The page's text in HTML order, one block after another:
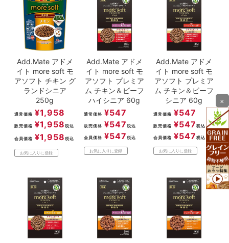
Add.Mate アドメ
イト more soft モ
アソフト チキン グ
ランドシニア
250g
通常価格 ¥1,958
販売価格 ¥1,958 税込
会員価格 ¥1,958 税込
お気に入りに登録
Add.Mate アドメ
イト more soft モ
アソフト プレミア
ム チキン＆ビーフ
ハイシニア 60g
通常価格 ¥547
販売価格 ¥547 税込
会員価格 ¥547 税込
お気に入りに登録
Add.Mate アドメ
イト more soft モ
アソフト プレミア
ム チキン＆ビーフ
シニア 60g
通常価格 ¥547
販売価格 ¥547 税込
会員価格 ¥547 税込
お気に入りに登録
×